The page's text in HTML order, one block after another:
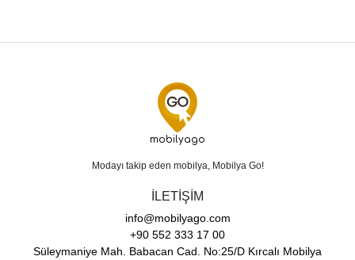
mobilyago
Modayı takip eden mobilya, Mobilya Go!
İLETİŞİM
info@mobilyago.com
+90 552 333 17 00
Süleymaniye Mah. Babacan Cad. No:25/D Kırcalı Mobilya